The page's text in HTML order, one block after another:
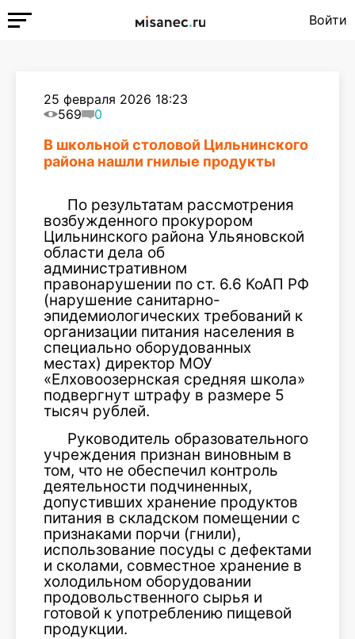
Войти
25 февраля 2026 18:23
569
0
В школьной столовой Цильнинского
района нашли гнилые продукты
По результатам рассмотрения
возбужденного прокурором
Цильнинского района Ульяновской
области дела об
административном
правонарушении по ст. 6.6 КоАП РФ
(нарушение санитарно-
эпидемиологических требований к
организации питания населения в
специально оборудованных
местах) директор МОУ
«Елховоозернская средняя школа»
подвергнут штрафу в размере 5
тысяч рублей.
Руководитель образовательного
учреждения признан виновным в
том, что не обеспечил контроль
деятельности подчиненных,
допустивших хранение продуктов
питания в складском помещении с
признаками порчи (гнили),
использование посуды с дефектами
и сколами, совместное хранение в
холодильном оборудовании
продовольственного сырья и
готовой к употреблению пищевой
продукции.